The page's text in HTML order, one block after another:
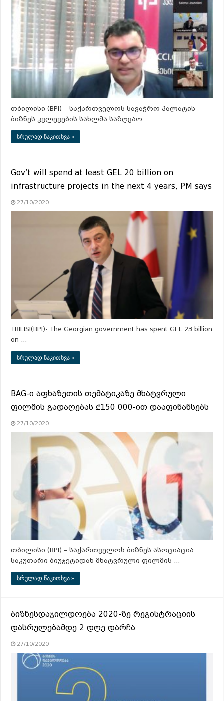
თბილისი (BPI) – საქართველოს სავაჭრო პალატის
ბიზნეს კვლევების სახლმა საზღვაო …
სრულად წაკითხვა »
Gov’t will spend at least GEL 20 billion on
infrastructure projects in the next 4 years, PM says
27/10/2020
TBILISI(BPI)- The Georgian government has spent GEL 23 billion
on …
სრულად წაკითხვა »
BAG-ი აფხაზეთის თემატიკაზე მხატვრული
ფილმის გადაღებას ₾150 000-ით დააფინანსებს
27/10/2020
თბილისი (BPI) – საქართველოს ბიზნეს ასოციაცია
საკუთარი ბიუჯეტიდან მხატვრული ფილმის …
სრულად წაკითხვა »
ბიზნესდაჯილდოება 2020-ზე რეგისტრაციის
დასრულებამდე 2 დღე დარჩა
27/10/2020